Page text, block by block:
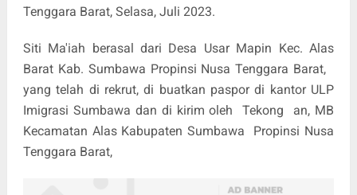
Tenggara Barat, Selasa, Juli 2023.
Siti Ma'iah berasal dari Desa Usar Mapin Kec. Alas
Barat Kab. Sumbawa Propinsi Nusa Tenggara Barat,
yang telah di rekrut, di buatkan paspor di kantor ULP
Imigrasi Sumbawa dan di kirim oleh
Tekong
an, MB
Kecamatan Alas Kabupaten Sumbawa
Propinsi Nusa
Tenggara Barat,